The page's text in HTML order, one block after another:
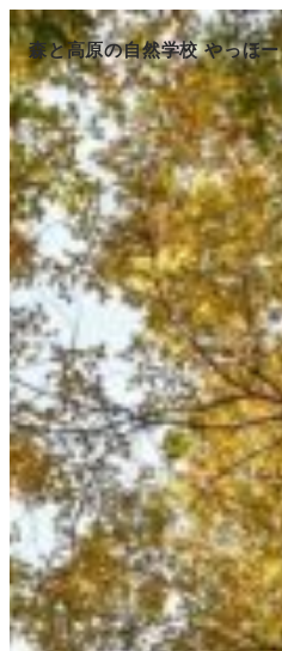
森と高原の自然学校 やっほー